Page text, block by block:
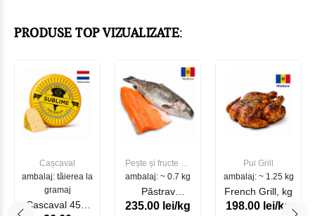
PRODUSE TOP VIZUALIZATE:
Cașcaval
ambalaj: tăierea la
gramaj
Cascaval 45%
Pește și fructe de
mare
ambalaj: ~ 0.7 kg
Păstrav
Somonat
235.00 lei/kg
Pui Grill
ambalaj: ~ 1.25 kg
French Grill, kg
198.00 lei/kg